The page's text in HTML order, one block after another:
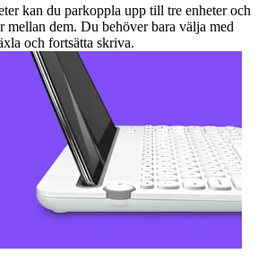
kan du parkoppla upp till tre enheter och
mellan dem. Du behöver bara välja med
och fortsätta skriva.